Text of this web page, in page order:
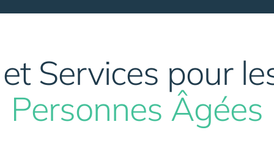
Services pour
Personnes Âgées